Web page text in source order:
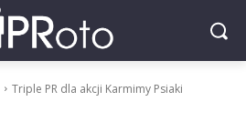
Triple PR dla akcji Karmimy Psiaki